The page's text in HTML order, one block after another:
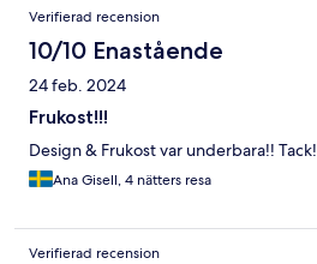
Verifierad recension
10/10 Enastående
24 feb. 2024
Frukost!!!
Design & Frukost var underbara!! Tack!
Ana Gisell, 4 nätters resa
Verifierad recension